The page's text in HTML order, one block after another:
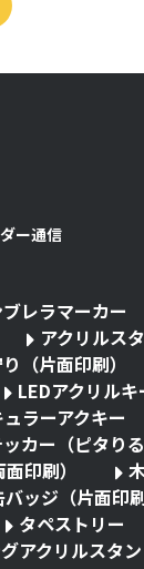
ー通信
ブレラマーカー
アクリル
（片面印刷）
LEDアクリル
ラーアクキー
カー（ピタり
印刷）
ッジ（片面印
タペストリー
アクリルスタ